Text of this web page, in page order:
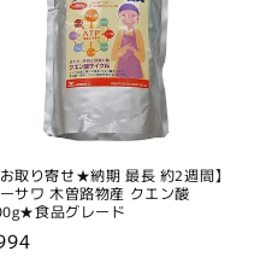
お取り寄せ★納期 最長 約2週間】
サワ 木曽路物産 クエン酸
食品グレード